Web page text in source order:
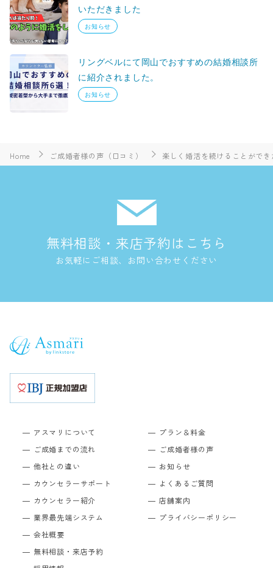
いただきました
お知らせ
リングベルにて岡山でおすすめの結婚相談所
に紹介されました。
お知らせ
Home ご成婚者様の声（口コミ） 楽しく婚活を続けることができ
無料相談・来店予約はこちら
お気軽にご相談、お問い合わせください
アスマリについて
ご成婚までの流れ
他社との違い
カウンセラーサポート
カウンセラー紹介
業界最先端システム
プラン＆料金
ご成婚者様の声
お知らせ
よくあるご質問
店舗案内
プライバシーポリシー
会社概要
無料相談・来店予約